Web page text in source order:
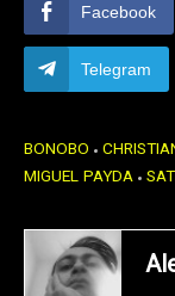
Facebook
Telegram
BONOBO
MIGUEL PAYDA